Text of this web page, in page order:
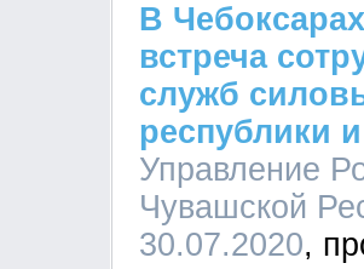
В
встреча
служб
республики
Управление
Чувашской
30.07.2020